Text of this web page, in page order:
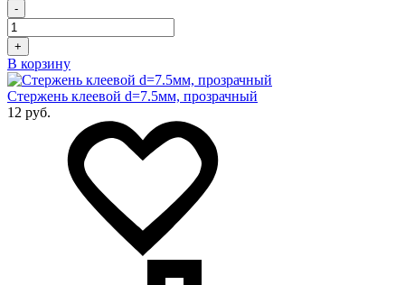
-
+
В корзину
Стержень клеевой d=7.5мм, прозрачный
12 руб.